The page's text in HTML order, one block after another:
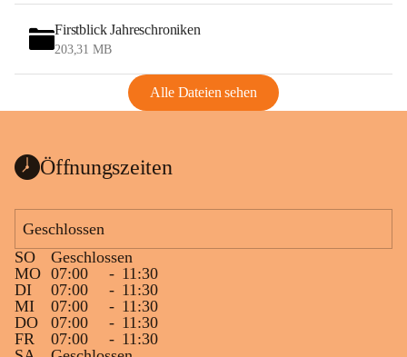
Firstblick Jahreschroniken
203,31 MB
Alle Dateien sehen
Öffnungszeiten
Geschlossen
SO
Geschlossen
MO 07:00 - 11:30
DI
07:00 - 11:30
MI
07:00 - 11:30
DO
07:00 - 11:30
FR
07:00 - 11:30